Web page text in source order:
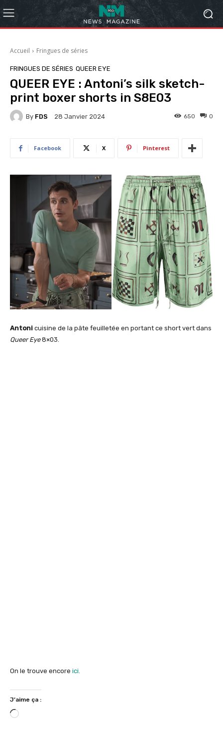
Accueil Fringues de séries
FRINGUES DE SÉRIES QUEER EYE
QUEER EYE : Antoni’s silk sketch-
print boxer shorts in S8E03
By FDS 28 Janvier 2024 0
650
Facebook X Pinterest
Antoni cuisine de la pâte feuilletée en portant ce short vert dans
Queer Eye8×03.
On le trouve encore ici.
J’aime ça :
C